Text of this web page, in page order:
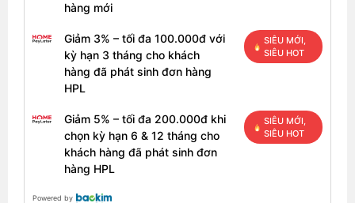
hàng mới
Giảm 3% – tối đa 100.000đ với
kỳ hạn 3 tháng cho khách
hàng đã phát sinh đơn hàng
HPL
SIÊU MỚI,
SIÊU HOT
Giảm 5% – tối đa 200.000đ khi
chọn kỳ hạn 6 & 12 tháng cho
khách hàng đã phát sinh đơn
hàng HPL
SIÊU MỚI,
SIÊU HOT
Powered by